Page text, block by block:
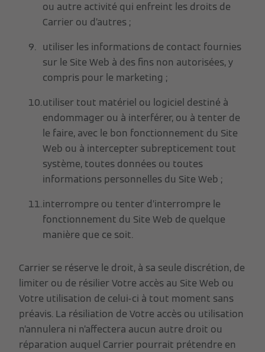
ou autre activité qui enfreint les droits de
Carrier ou d’autres ;
utiliser les informations de contact fournies
sur le Site Web à des fins non autorisées, y
compris pour le marketing ;
utiliser tout matériel ou logiciel destiné à
endommager ou à interférer, ou à tenter de
le faire, avec le bon fonctionnement du Site
Web ou à intercepter subrepticement tout
système, toutes données ou toutes
informations personnelles du Site Web ;
interrompre ou tenter d’interrompre le
fonctionnement du Site Web de quelque
manière que ce soit.
Carrier se réserve le droit, à sa seule discrétion, de
limiter ou de résilier Votre accès au Site Web ou
Votre utilisation de celui-ci à tout moment sans
préavis. La résiliation de Votre accès ou utilisation
n’annulera ni n’affectera aucun autre droit ou
réparation auquel Carrier pourrait prétendre en